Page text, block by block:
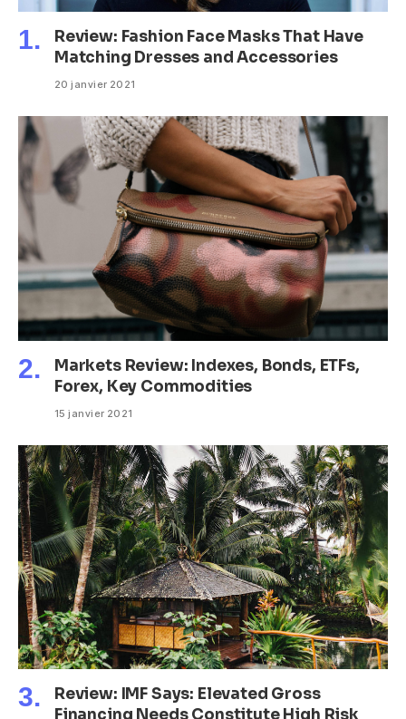
Review: Fashion Face Masks That Have
Matching Dresses and Accessories
20 janvier 2021
Markets Review: Indexes, Bonds, ETFs,
Forex, Key Commodities
15 janvier 2021
Review: IMF Says: Elevated Gross
Financing Needs Constitute High Risk